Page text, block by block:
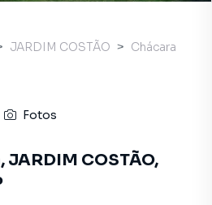
JARDIM COSTÃO
Chácara
Fotos
JARDIM COSTÃO,